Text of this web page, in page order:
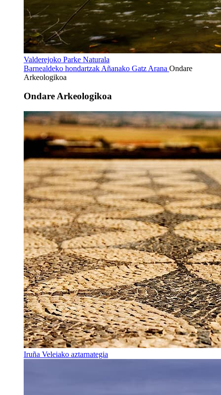
Valderejoko Parke Naturala
Barnealdeko hondartzak Añanako Gatz Arana Ondare
Arkeologikoa
Ondare Arkeologikoa
Iruña Veleiako aztarnategia